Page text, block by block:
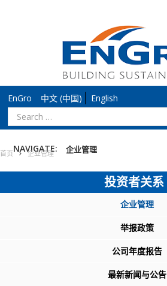
EnGro 中文 (中国)
English
NAVIGATE:
企业管理
首页 企业管理
投资者关系
企业管理
举报政策
公司年度报告
最新新闻与公告